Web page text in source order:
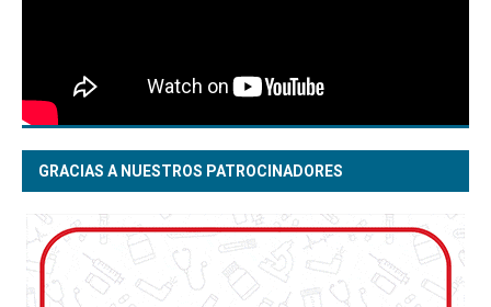
GRACIAS A NUESTROS PATROCINADORES